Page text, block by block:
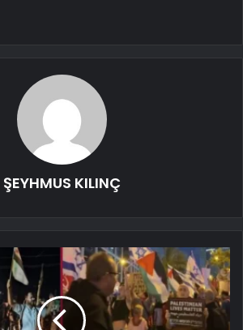
ŞEYHMUS KILINÇ